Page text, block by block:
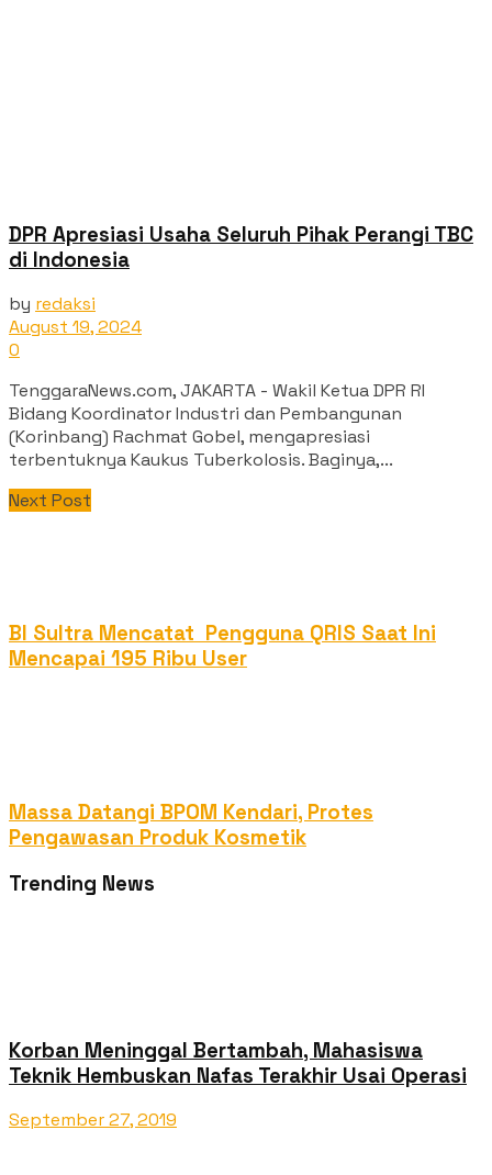
DPR Apresiasi Usaha Seluruh Pihak Perangi TBC
di Indonesia
by redaksi
August 19, 2024
0
TenggaraNews.com, JAKARTA - Wakil Ketua DPR RI
Bidang Koordinator Industri dan Pembangunan
(Korinbang) Rachmat Gobel, mengapresiasi
terbentuknya Kaukus Tuberkolosis. Baginya,...
Next Post
BI Sultra Mencatat Pengguna QRIS Saat Ini
Mencapai 195 Ribu User
Massa Datangi BPOM Kendari, Protes
Pengawasan Produk Kosmetik
Trending News
Korban Meninggal Bertambah, Mahasiswa
Teknik Hembuskan Nafas Terakhir Usai Operasi
September 27, 2019